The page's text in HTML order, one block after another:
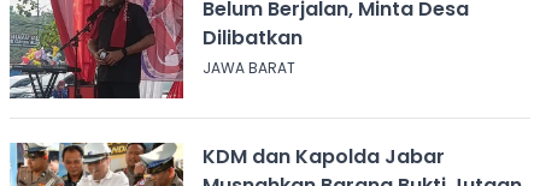
Belum Berjalan, Minta Desa
Dilibatkan
JAWA BARAT
KDM dan Kapolda Jabar